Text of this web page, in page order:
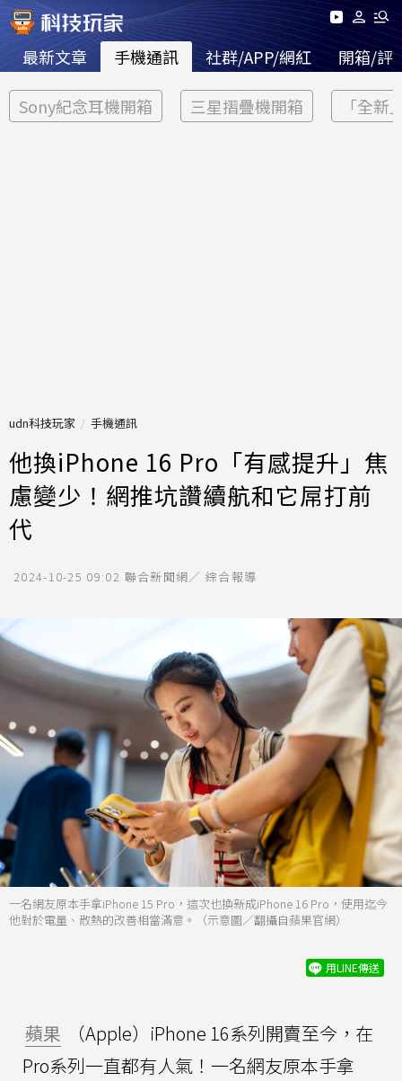
最新文章 手機通訊 社群/APP/網紅 開箱/評
Sony紀念耳機開箱 三星摺疊機開箱 「全新
udn科技玩家 手機通訊
他換iPhone 16 Pro「有感提升」焦
慮變少！網推坑讚續航和它屌打前
代
2024-10-25 09:02 聯合新聞網／ 綜合報導
一名網友原本手拿iPhone 15 Pro，這次也換新成iPhone 16 Pro，使用迄今
他對於電量、散熱的改善相當滿意。（示意圖／翻攝自蘋果官網）
用LINE傳送
蘋果
（Apple）iPhone 16系列開賣至今，在
Pro系列一直都有人氣！一名網友原本手拿